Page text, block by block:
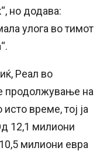
но додава:
улога во тимот
Реал во
продолжување на
време, тој ја
12,1 милиони
милиони евра